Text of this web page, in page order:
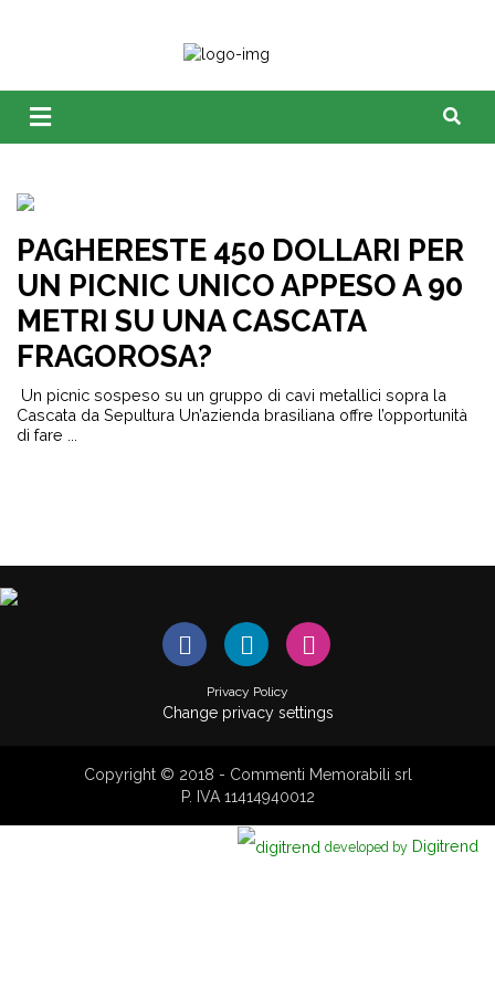
PAGHERESTE 450 DOLLARI PER
UN PICNIC UNICO APPESO A 90
METRI SU UNA CASCATA
FRAGOROSA?
Un picnic sospeso su un gruppo di cavi metallici sopra la
Cascata da Sepultura Un’azienda brasiliana offre l’opportunità
di fare ...
Privacy Policy
Change privacy settings
Copyright © 2018 - Commenti Memorabili srl
P. IVA 11414940012
developed by Digitrend